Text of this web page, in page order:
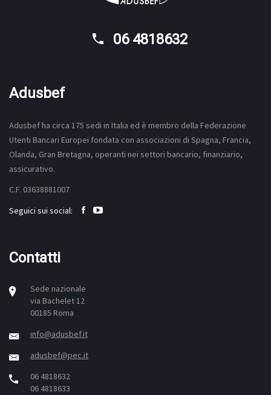
06 4818632
Adusbef
Adusbef ha circa 175 sedi in Italia ed è membro della Federazione
Utenti Bancari Europei fondata con associazioni di Spagna, Francia,
Olanda, Gran Bretagna, operanti nei settori bancario, finanziario,
assicurativo.
C.F. 03638881007
Seguici sui social:
Contatti
Sede nazionale
via Bachelet 12
00185 Roma
info@adusbef.it
adusbef@pec.it
06 4818632
06 4818633